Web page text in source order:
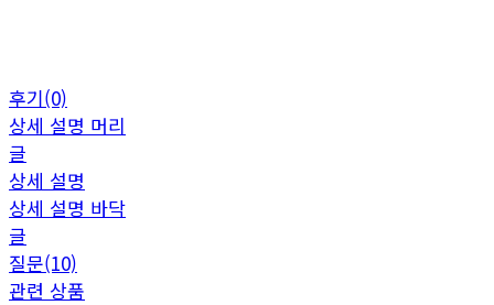
후기(0)
상세 설명 머리
글
상세 설명
상세 설명 바닥
글
질문(10)
관련 상품